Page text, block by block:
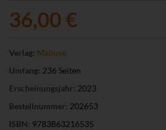
36,00 €
Verlag: Mabuse
Umfang: 236 Seiten
Erscheinungsjahr: 2023
Bestellnummer: 202653
ISBN: 9783863216535